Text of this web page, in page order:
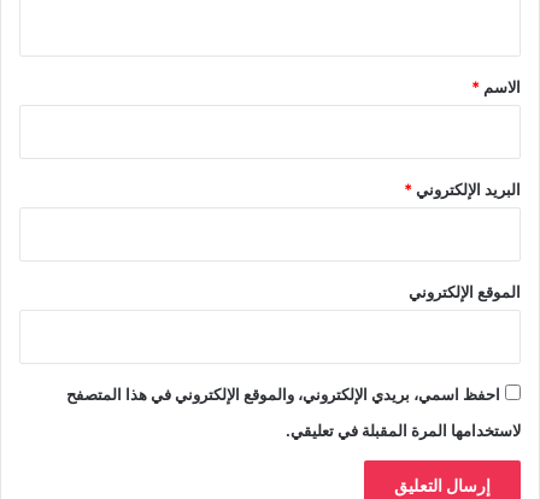
*
الاسم *
البريد الإلكتروني*
الموقع الإلكتروني
احفظ اسمي، بريدي الإلكتروني، والموقع الإلكتروني في هذا المتصفح
لاستخدامها المرة المقبلة في تعليقي.